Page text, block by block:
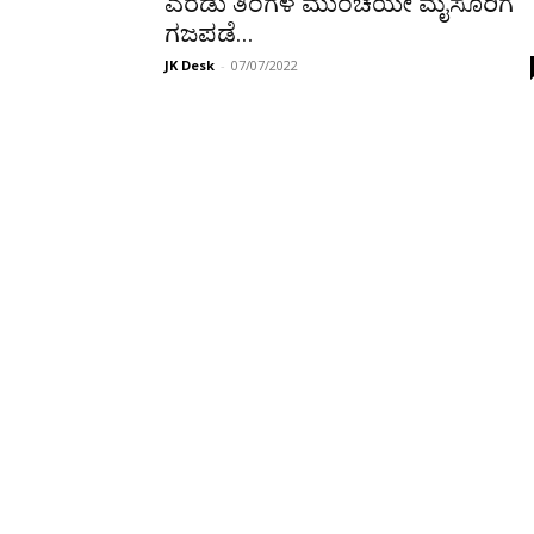
ಗಜಪಡೆ...
JK Desk - 07/07/2022